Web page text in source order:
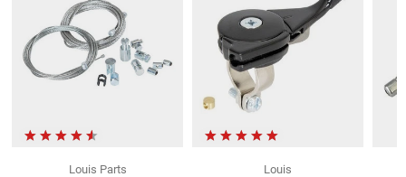
Louis Parts
Louis